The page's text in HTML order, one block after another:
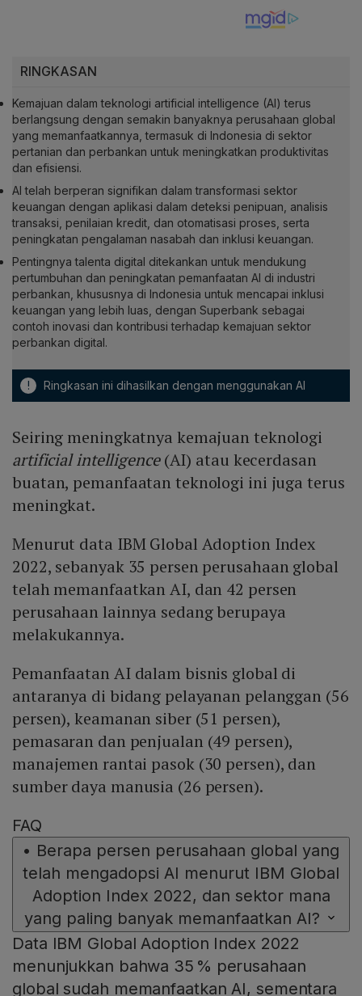
RINGKASAN
Kemajuan dalam teknologi artificial intelligence (AI) terus
berlangsung dengan semakin banyaknya perusahaan global
yang memanfaatkannya, termasuk di Indonesia di sektor
pertanian dan perbankan untuk meningkatkan produktivitas
dan efisiensi.
AI telah berperan signifikan dalam transformasi sektor
keuangan dengan aplikasi dalam deteksi penipuan, analisis
transaksi, penilaian kredit, dan otomatisasi proses, serta
peningkatan pengalaman nasabah dan inklusi keuangan.
Pentingnya talenta digital ditekankan untuk mendukung
pertumbuhan dan peningkatan pemanfaatan AI di industri
perbankan, khususnya di Indonesia untuk mencapai inklusi
keuangan yang lebih luas, dengan Superbank sebagai
contoh inovasi dan kontribusi terhadap kemajuan sektor
perbankan digital.
! Ringkasan ini dihasilkan dengan menggunakan AI
Seiring meningkatnya kemajuan teknologi
artificial intelligence(AI) atau kecerdasan
buatan, pemanfaatan teknologi ini juga terus
meningkat.
Menurut data IBM Global Adoption Index
2022, sebanyak 35 persen perusahaan global
telah memanfaatkan AI, dan 42 persen
perusahaan lainnya sedang berupaya
melakukannya.
Pemanfaatan AI dalam bisnis global di
antaranya di bidang pelayanan pelanggan (56
persen), keamanan siber (51 persen),
pemasaran dan penjualan (49 persen),
manajemen rantai pasok (30 persen), dan
sumber daya manusia (26 persen).
FAQ
• Berapa persen perusahaan global yang
telah mengadopsi AI menurut IBM Global
Adoption Index 2022, dan sektor mana
yang paling banyak memanfaatkan AI?
Data IBM Global Adoption Index 2022
menunjukkan bahwa 35 % perusahaan
global sudah memanfaatkan AI, sementara